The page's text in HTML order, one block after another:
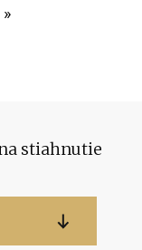
stiahnutie